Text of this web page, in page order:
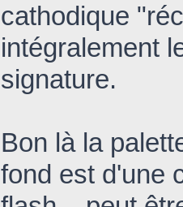
cathodique
intégralement
signature.
Bon là la
fond est d'une